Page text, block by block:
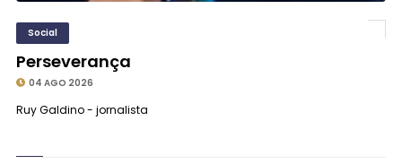
Social
Perseverança
04 AGO 2026
Ruy Galdino - jornalista